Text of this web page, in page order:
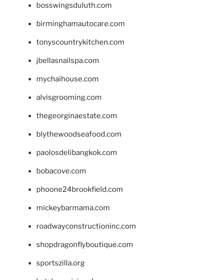
bosswingsduluth.com
birminghamautocare.com
tonyscountrykitchen.com
jbellasnailspa.com
mychaihouse.com
alvisgrooming.com
thegeorginaestate.com
blythewoodseafood.com
paolosdelibangkok.com
bobacove.com
phoone24brookfield.com
mickeybarmama.com
roadwayconstructioninc.com
shopdragonflyboutique.com
sportszilla.org